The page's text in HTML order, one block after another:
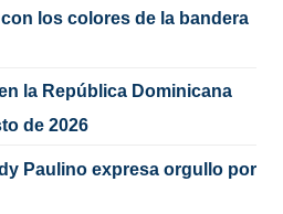
los colores de la bandera
la República Dominicana
de 2026
Paulino expresa orgullo por